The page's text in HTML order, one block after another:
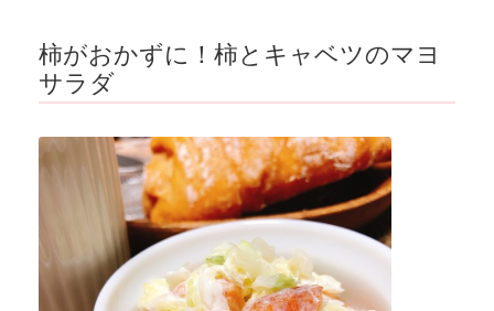
柿がおかずに！柿とキャベツのマヨ
サラダ